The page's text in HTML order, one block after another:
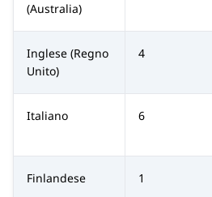
(Australia)
Inglese (Regno
Unito)
4
Italiano 6
Finlandese 1